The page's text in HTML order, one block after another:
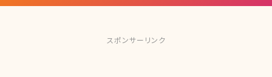
スポンサーリンク